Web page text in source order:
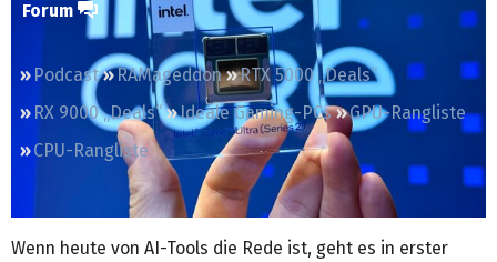
Forum
Podcast RAMageddon
RTX 5000 „Deals“
RX 9000 „Deals“
Ideale Gaming-PCs
GPU-Rangliste
CPU-Rangliste
Wenn heute von AI-Tools die Rede ist, geht es in erster